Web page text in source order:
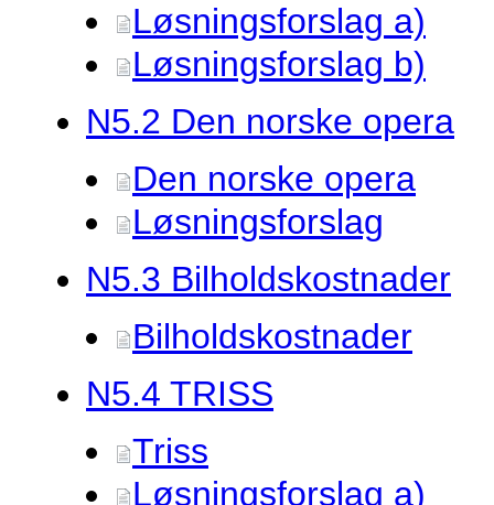
Løsningsforslag a)
Løsningsforslag b)
N5.2 Den norske opera
Den norske opera
Løsningsforslag
N5.3 Bilholdskostnader
Bilholdskostnader
N5.4 TRISS
Triss
Løsningsforslag a)